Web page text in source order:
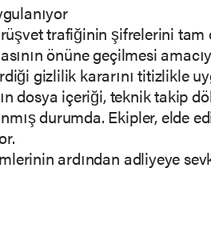
trafiğinin şifrelerini
önüne geçilmesi
gizlilik kararını titizlikle
dosya içeriği, teknik takip
durumda. Ekipler, elde
ardından adliyeye